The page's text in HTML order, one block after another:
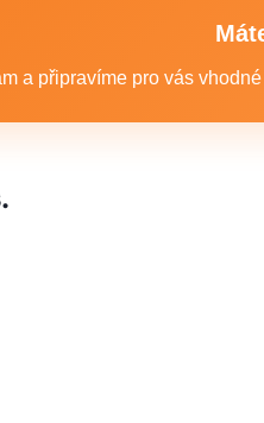
a připravíme pro vás